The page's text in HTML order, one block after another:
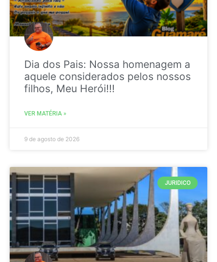
Dia dos Pais: Nossa homenagem a
aquele considerados pelos nossos
filhos, Meu Herói!!!
VER MATÉRIA »
9 de agosto de 2026
JURIDICO